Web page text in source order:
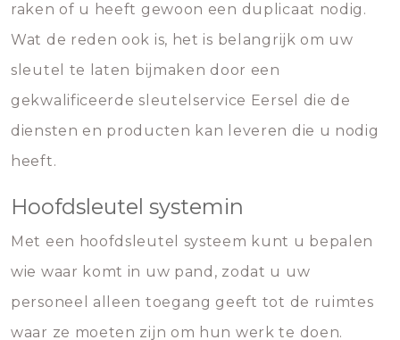
raken of u heeft gewoon een duplicaat nodig.
Wat de reden ook is, het is belangrijk om uw
sleutel te laten bijmaken door een
gekwalificeerde sleutelservice Eersel die de
diensten en producten kan leveren die u nodig
heeft.
Hoofdsleutel systemin
Met een hoofdsleutel systeem kunt u bepalen
wie waar komt in uw pand, zodat u uw
personeel alleen toegang geeft tot de ruimtes
waar ze moeten zijn om hun werk te doen.